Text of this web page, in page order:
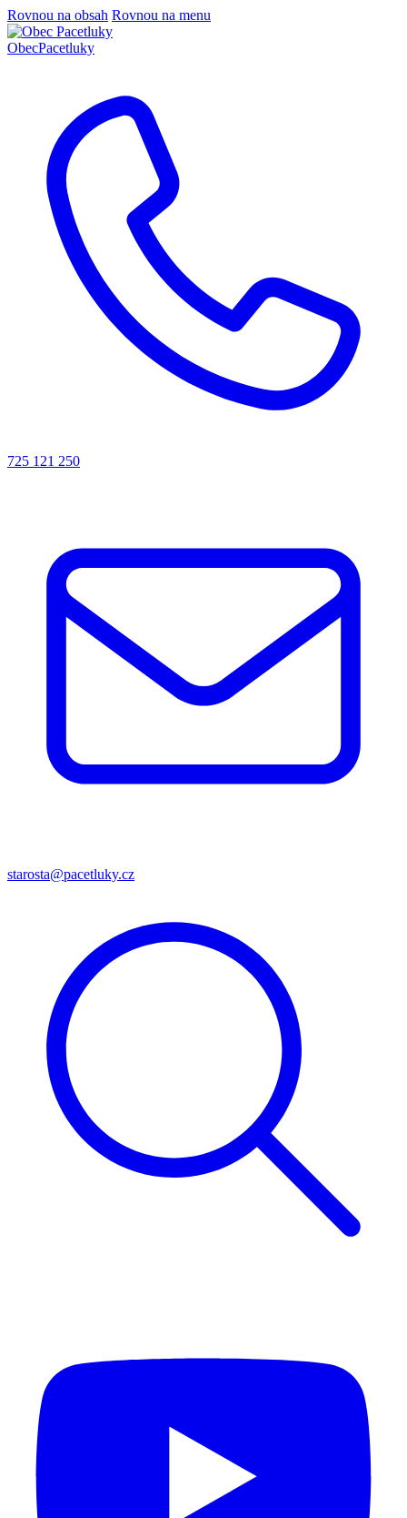
Rovnou na obsah Rovnou na menu
ObecPacetluky
725 121 250
starosta@pacetluky.cz